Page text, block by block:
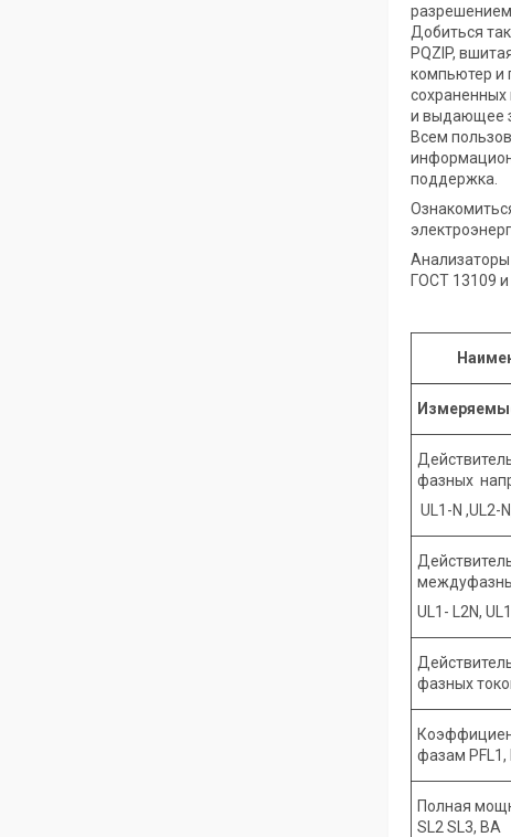
Добиться
PQZIP,
компьютер и
сохраненных
и выдающее
Всем
поддержка.
Анализаторы
ГОСТ 13109
фазных
UL1-N ,UL2-
UL1- L2N,
фазных
фазам PFL1,
Полная
SL2 SL3, BА